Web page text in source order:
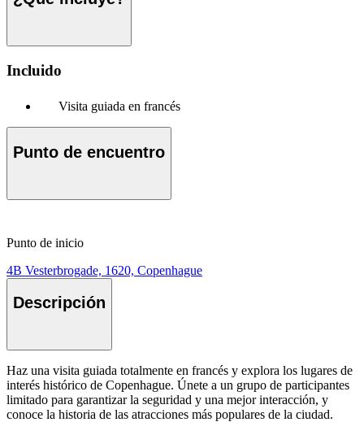
Incluido
Visita guiada en francés
Punto de encuentro
Punto de inicio
4B Vesterbrogade, 1620, Copenhague
Descripción
Haz una visita guiada totalmente en francés y explora los lugares de
interés histórico de Copenhague. Únete a un grupo de participantes
limitado para garantizar la seguridad y una mejor interacción, y
conoce la historia de las atracciones más populares de la ciudad.